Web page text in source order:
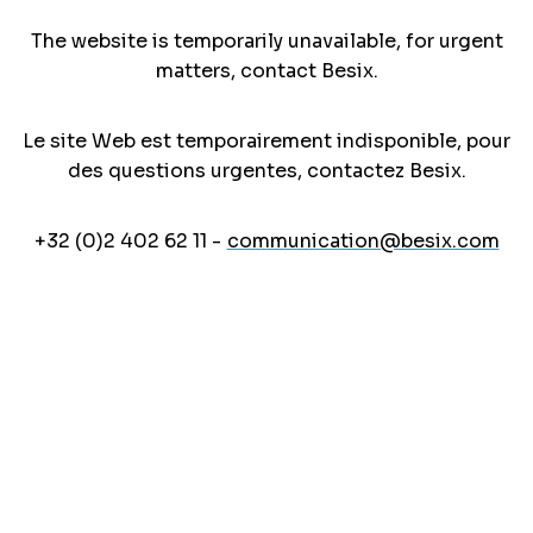
The website is temporarily unavailable, for urgent
matters, contact Besix.
Le site Web est temporairement indisponible, pour
des questions urgentes, contactez Besix.
+32 (0)2 402 62 11 - communication@besix.com